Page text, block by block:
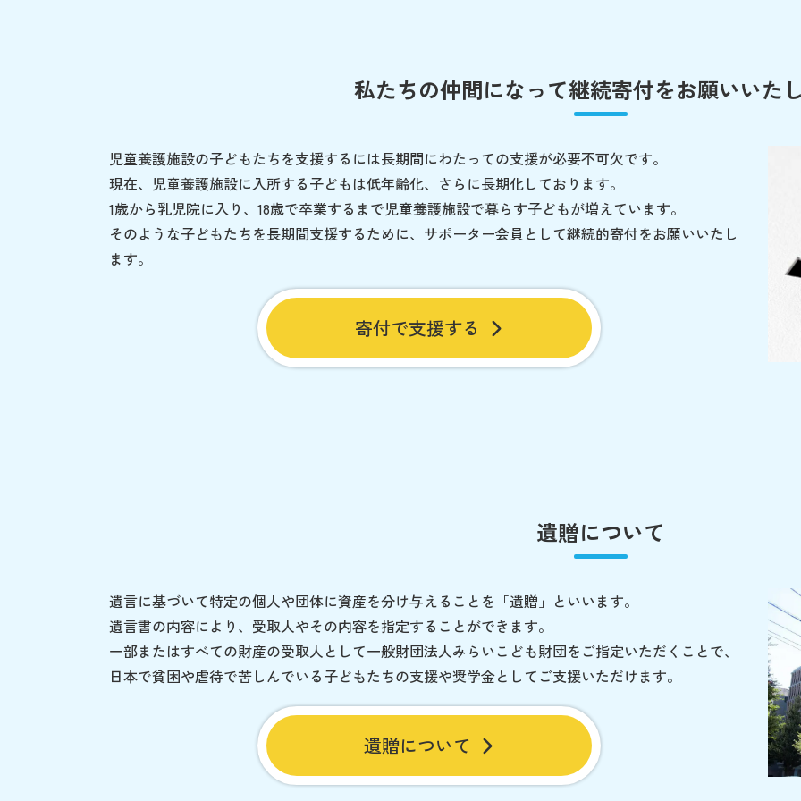
私たちの仲間になって継続寄付をお願いいた
児童養護施設の子どもたちを支援するには長期間にわたっての支援が必要不可欠です。
現在、児童養護施設に入所する子どもは低年齢化、さらに長期化しております。
1歳から乳児院に入り、18歳で卒業するまで児童養護施設で暮らす子どもが増えています。
そのような子どもたちを長期間支援するために、サポーター会員として継続的寄付をお願いいたし
ます。
寄付で支援する
遺贈について
遺言に基づいて特定の個人や団体に資産を分け与えることを「遺贈」といいます。
遺言書の内容により、受取人やその内容を指定することができます。
一部またはすべての財産の受取人として一般財団法人みらいこども財団をご指定いただくことで、
日本で貧困や虐待で苦しんでいる子どもたちの支援や奨学金としてご支援いただけます。
遺贈について